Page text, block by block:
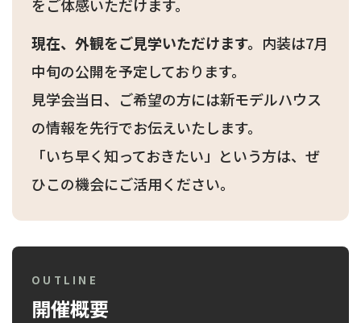
をご体感いただけます。
現在、外観をご見学いただけます。 内装は7月
中旬の公開を予定しております。
見学会当日、ご希望の方には新モデルハウス
の情報を先行でお伝えいたします。
「いち早く知っておきたい」という方は、ぜ
ひこの機会にご活用ください。
OUTLINE
開催概要